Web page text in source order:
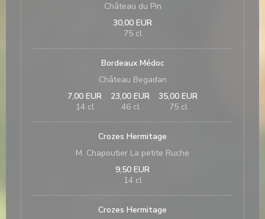
Château du Pin
30,00 EUR
75 cl
Bordeaux Médoc
Château Begadan
7,00 EUR
14 cl
23,00 EUR
46 cl
35,00 EUR
75 cl
Crozes Hermitage
M. Chapoutier La petite Ruche
9,50 EUR
14 cl
Crozes Hermitage